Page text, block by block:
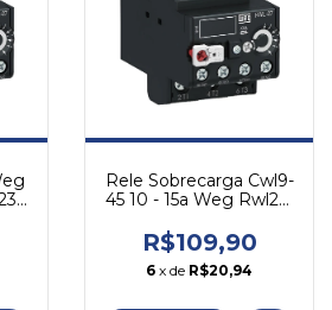
Rele Sobrecarga Cwl9-
45 10 - 15a Weg Rwl27-
R$109,90
6 x de R$20,94